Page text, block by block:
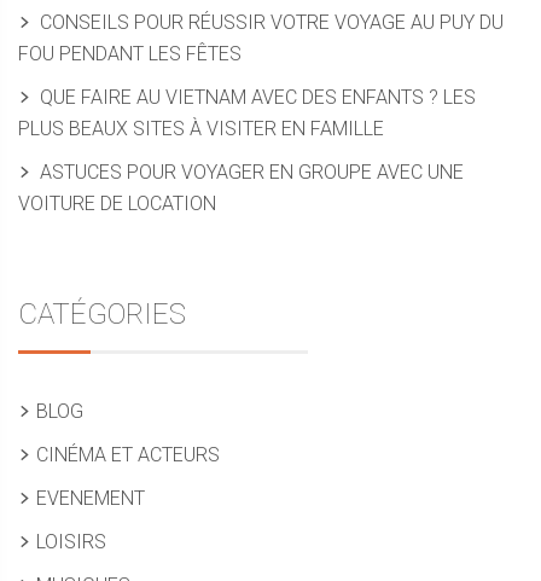
CONSEILS POUR RÉUSSIR VOTRE VOYAGE AU PUY DU
FOU PENDANT LES FÊTES
QUE FAIRE AU VIETNAM AVEC DES ENFANTS ? LES
PLUS BEAUX SITES À VISITER EN FAMILLE
ASTUCES POUR VOYAGER EN GROUPE AVEC UNE
VOITURE DE LOCATION
CATÉGORIES
BLOG
CINÉMA ET ACTEURS
EVENEMENT
LOISIRS